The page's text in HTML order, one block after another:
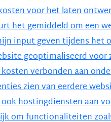
voor het laten
het gemiddeld om een
input geven tijdens het
geoptimaliseerd voor
verbonden aan
zien van eerdere
hostingdiensten aan
om functionaliteiten